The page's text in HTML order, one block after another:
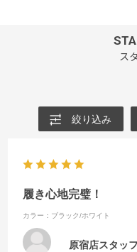
ス
絞り込み
履き心地完璧！
カラー：ブラック/ホワイト
原宿店スタッフ